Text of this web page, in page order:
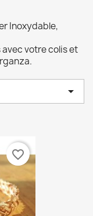
Inoxydable,
votre colis et

favorite_border